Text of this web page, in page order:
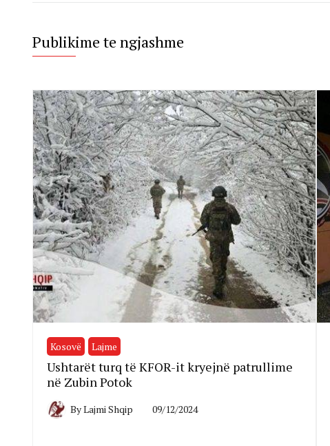
Publikime te ngjashme
Kosovë Lajme
Ushtarët turq të KFOR-it kryejnë patrullime
në Zubin Potok
ByLajmi Shqip 09/12/2024